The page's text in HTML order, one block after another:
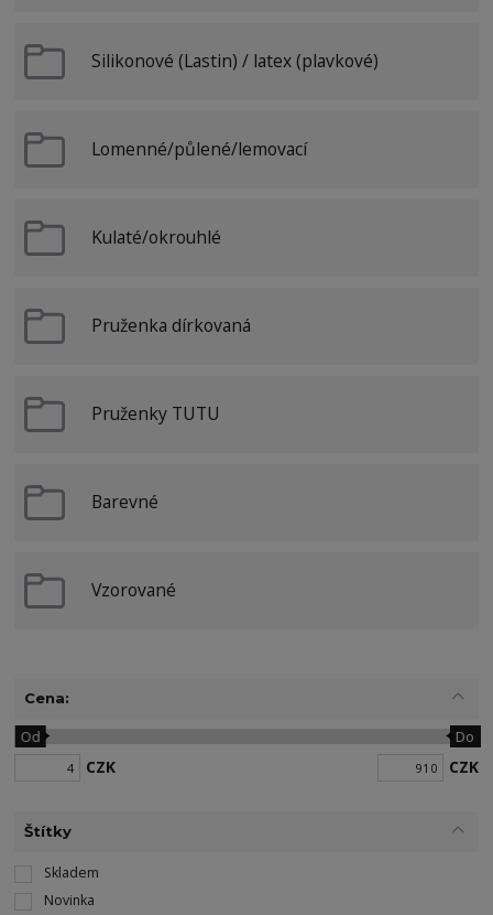
Silikonové (Lastin) / latex (plavkové)
Lomenné/půlené/lemovací
Kulaté/okrouhlé
Pruženka dírkovaná
Pruženky TUTU
Barevné
Vzorované
Cena:
CZK
Od Do
CZK
Štítky
Skladem
Novinka